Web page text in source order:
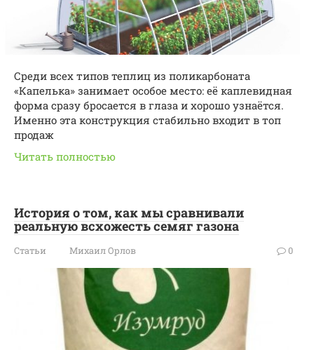
Среди всех типов теплиц из поликарбоната
«Капелька» занимает особое место: её каплевидная
форма сразу бросается в глаза и хорошо узнаётся.
Именно эта конструкция стабильно входит в топ
продаж
Читать полностью
История о том, как мы сравнивали
реальную всхожесть семяг газона
Статьи Михаил Орлов 0